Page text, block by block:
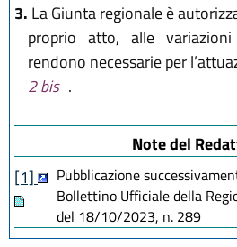
3. La Giunta regionale è
proprio atto, alle
rendono necessarie per
2 bis .
Note del
[1]
Pubblicazione
Bollettino Ufficiale della
del 18/10/2023, n. 289